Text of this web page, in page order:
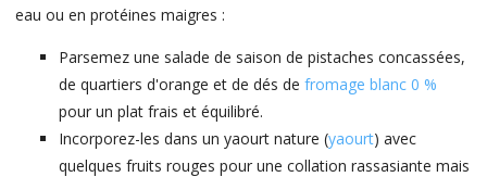
eau ou en protéines maigres :
Parsemez une salade de saison de pistaches concassées,
de quartiers d'orange et de dés de fromage blanc 0 %
pour un plat frais et équilibré.
Incorporez-les dans un yaourt nature (yaourt) avec
quelques fruits rouges pour une collation rassasiante mais